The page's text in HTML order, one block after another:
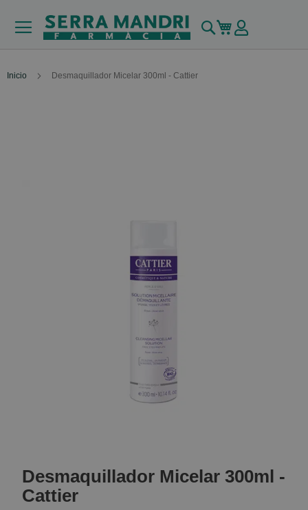
Buscar
Mi carrito
Inicio Desmaquillador Micelar 300ml - Cattier
the
beginning
of
Desmaquillador Micelar 300ml -
Cattier